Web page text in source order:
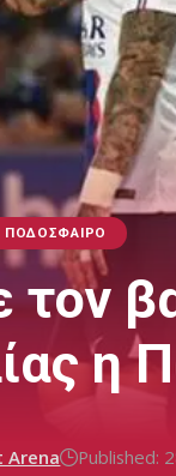
ΠΟΔΌΣΦΑΙΡΟ
τον
η
Arena Published: